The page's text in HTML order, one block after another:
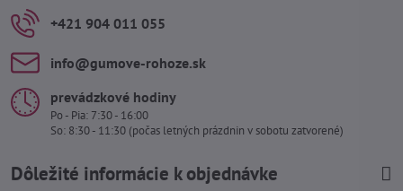
+421 904 011 055
info​@gumove-rohoze​.sk
prevádzkové hodiny
Po - Pia: 7:30 - 16:00
So: 8:30 - 11:30 (počas letných prázdnin v sobotu zatvorené)
Dôležité informácie k objednávke